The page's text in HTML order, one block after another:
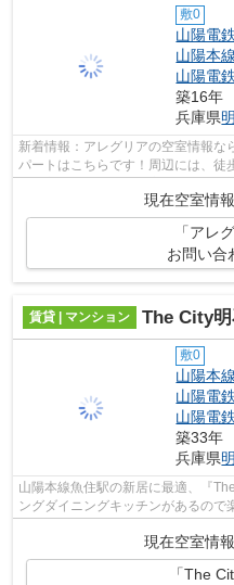
敷0
山陽電
山陽本線
山陽電
築16年
兵庫県
新着情報：アレグリアの空室情報な
パートはこちらです！周辺には、徒
りが良い物件です！丁寧かつ迅速な
現在空室情
「アレ
お問い合
賃貸 | マンション The City明
敷0
山陽本線
山陽電
山陽電
築33年
兵庫県
山陽本線魚住駅の新居に最適、『
ングダイニングキッチンがあるの
現在空室情
「The